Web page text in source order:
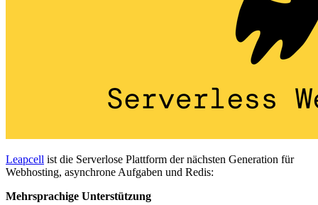
Leapcell ist die Serverlose Plattform der nächsten Generation für
Webhosting, asynchrone Aufgaben und Redis:
Mehrsprachige Unterstützung